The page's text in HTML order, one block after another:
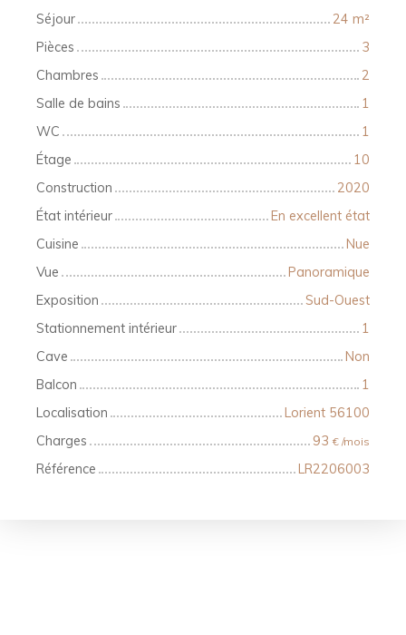
Séjour
24 m²
Pièces
3
Chambres
2
Salle de bains
1
WC
1
Étage
10
Construction
2020
État intérieur
En excellent état
Cuisine
Nue
Vue
Panoramique
Exposition
Sud-Ouest
Stationnement intérieur
1
Cave
Non
Balcon
1
Localisation
Lorient 56100
Charges
93 € /mois
Référence LR2206003